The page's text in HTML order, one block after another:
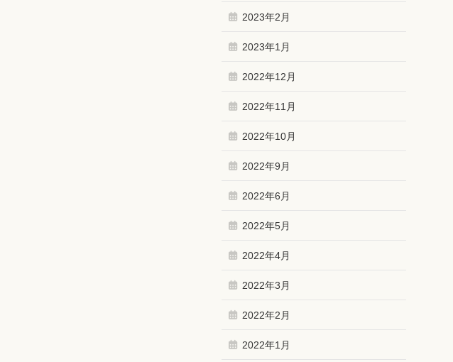
2023年2月
2023年1月
2022年12月
2022年11月
2022年10月
2022年9月
2022年6月
2022年5月
2022年4月
2022年3月
2022年2月
2022年1月